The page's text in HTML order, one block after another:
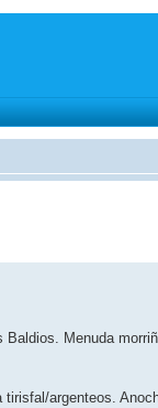
Menuda
argenteos.